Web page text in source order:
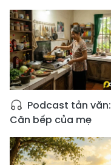
Podcast tản văn:
Căn bếp của mẹ